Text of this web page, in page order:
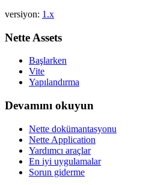
Bu sayfada bir sorun mu buldunuz?
GitHub'da göster
versiyon: 1.x
Nette Assets
Başlarken
Vite
Yapılandırma
Devamını okuyun
Nette dokümantasyonu
Nette Application
Yardımcı araçlar
En iyi uygulamalar
Sorun giderme